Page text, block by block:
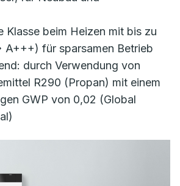
Klasse beim Heizen mit bis zu
A+++) für sparsamen Betrieb
durch Verwendung von
R290 (Propan) mit einem
GWP von 0,02 (Global